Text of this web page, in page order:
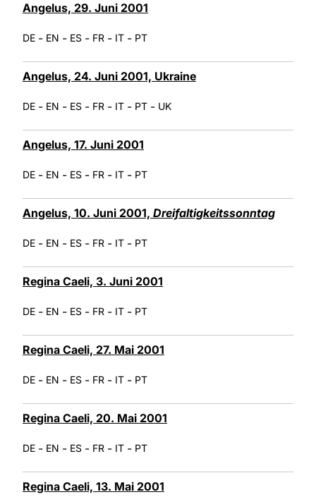
Angelus, 29. Juni 2001
DE - EN - ES - FR - IT - PT
Angelus, 24. Juni 2001, Ukraine
DE - EN - ES - FR - IT - PT - UK
Angelus, 17. Juni 2001
DE - EN - ES - FR - IT - PT
Angelus, 10. Juni 2001, Dreifaltigkeitssonntag
DE - EN - ES - FR - IT - PT
Regina Caeli, 3. Juni 2001
DE - EN - ES - FR - IT - PT
Regina Caeli, 27. Mai 2001
DE - EN - ES - FR - IT - PT
Regina Caeli, 20. Mai 2001
DE - EN - ES - FR - IT - PT
Regina Caeli, 13. Mai 2001